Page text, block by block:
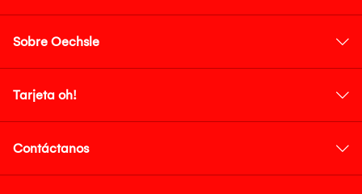
Sobre Oechsle
Tarjeta oh!
Contáctanos